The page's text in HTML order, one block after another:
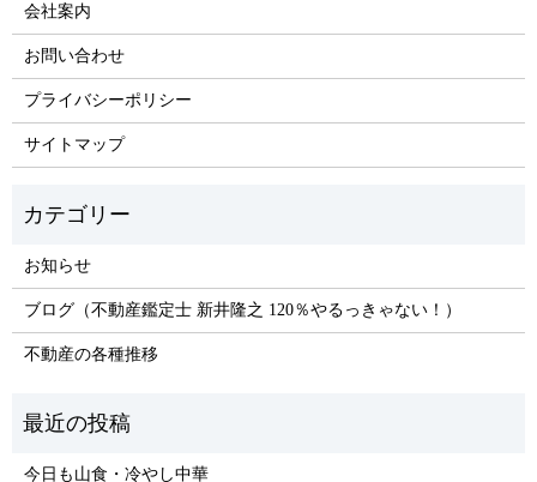
会社案内
お問い合わせ
プライバシーポリシー
サイトマップ
お知らせ
ブログ（不動産鑑定士 新井隆之 120％やるっきゃない！）
不動産の各種推移
今日も山食・冷やし中華